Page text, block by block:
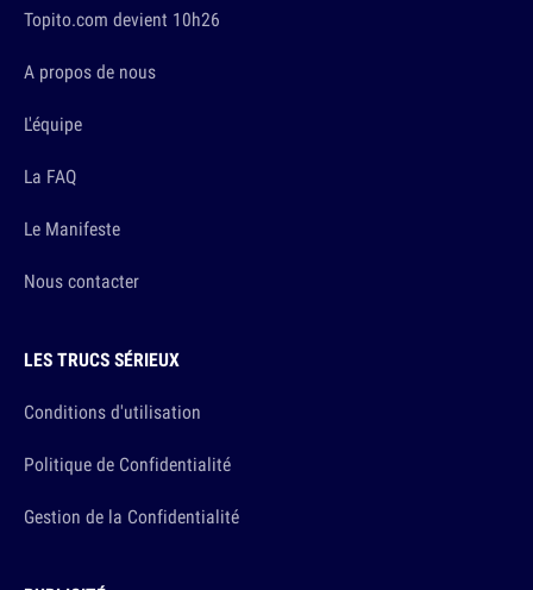
Topito.com devient 10h26
A propos de nous
L'équipe
La FAQ
Le Manifeste
Nous contacter
LES TRUCS SÉRIEUX
Conditions d'utilisation
Politique de Confidentialité
Gestion de la Confidentialité